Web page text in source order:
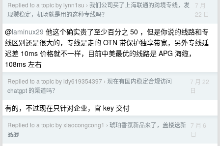
Replied to a topic by lynn1su › 我们公司买了上海联通的跨境专线，发
现贼稳定，机场就是用的这种专线吗？
7 月
22 日
@laminux29 他这个确实贵了至少百分之 50 ，但是你说的线路和专
线区别还是很大的，专线是走的 OTN 带保护独享带宽，另外专线延
迟差 10ms 价格就不一样，目前中美最优的线路是 APG 海缆，
108ms 左右
Replied to a topic by ldy619354397 › 现在有国内稳定合规访问
chatgpt 的渠道吗？
7 月 22
日
有的，不过现在只针对企业，官 key 交付
Replied to a topic by xiaocongcong1 › 琥珀香氛新品来了，盖楼送新
品🎁
7 月 6
日